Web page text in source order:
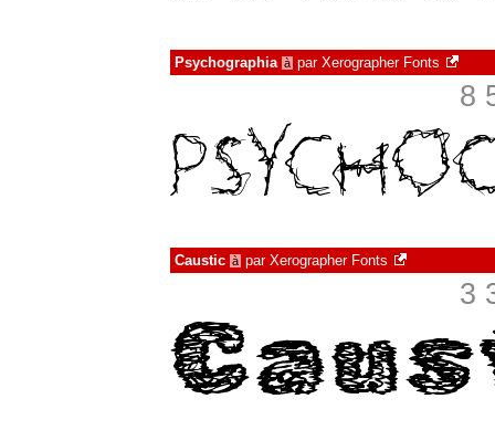
Psychographia à par Xerographer Fonts
8
Caustic à par Xerographer Fonts
3